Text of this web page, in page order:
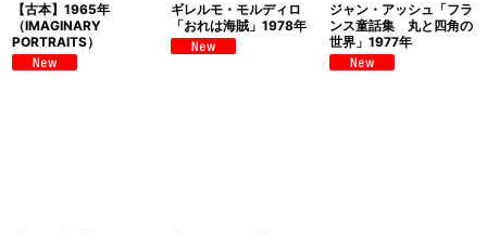
【古本】1965年
（IMAGINARY
PORTRAITS）
ギレルモ・モルディロ
「おれは海賊」1978年
ジャン・アッシュ「フラ
ンス童話集 丸と四角の
世界」1977年